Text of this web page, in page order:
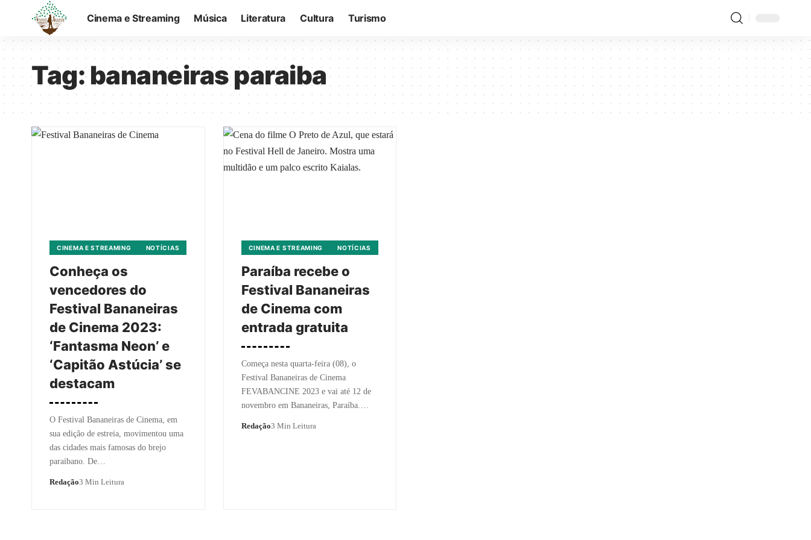
Cinema e Streaming Música Literatura Cultura Turismo
Tag:bananeiras paraiba
CINEMA E STREAMING NOTÍCIAS
Conheça os
vencedores do
Festival Bananeiras
de Cinema 2023:
‘Fantasma Neon’ e
‘Capitão Astúcia’ se
destacam
O Festival Bananeiras de Cinema, em
sua edição de estreia, movimentou uma
das cidades mais famosas do brejo
paraibano. De…
Redação3 Min Leitura
CINEMA E STREAMING NOTÍCIAS
Paraíba recebe o
Festival Bananeiras
de Cinema com
entrada gratuita
Começa nesta quarta-feira (08), o
Festival Bananeiras de Cinema
FEVABANCINE 2023 e vai até 12 de
novembro em Bananeiras, Paraíba.…
Redação3 Min Leitura